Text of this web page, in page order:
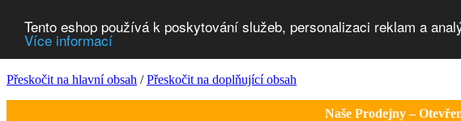
Tento eshop používá k poskytování služeb, personalizaci reklam a
Více informací
Přeskočit na hlavní obsah /Přeskočit na doplňující obsah
Naše Prodejny –